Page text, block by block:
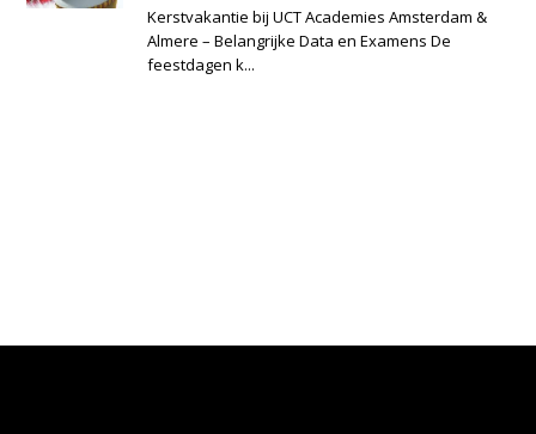
Kerstvakantie bij UCT Academies Amsterdam &
Almere – Belangrijke Data en Examens De
feestdagen k...